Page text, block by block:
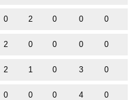
0 2 0 0 0
2 0 0 0 0
2 1 0 3 0
0 0 0 4 0